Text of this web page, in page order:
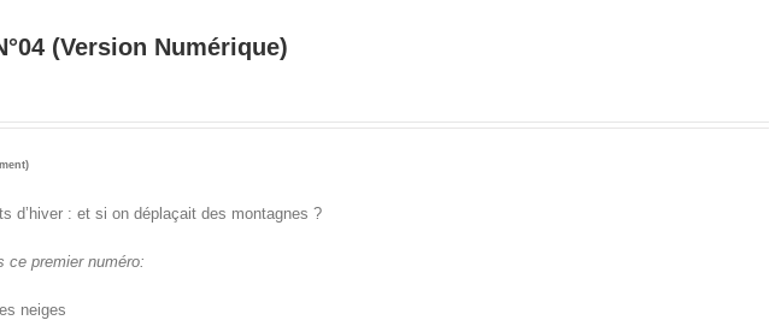
(Version Numérique)
d’hiver : et si on déplaçait des montagnes ?
ce premier numéro:
neiges